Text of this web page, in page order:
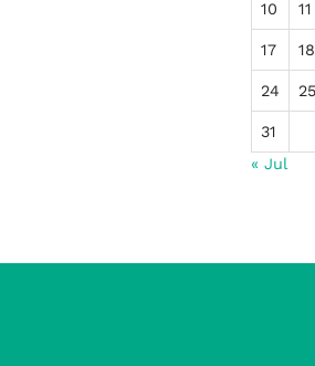
10 11
17 18
24 25
31
« Jul